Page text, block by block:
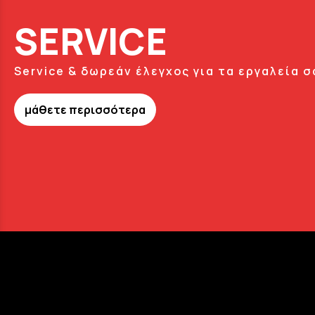
SERVICE
Service & δωρεάν έλεγχος για τα εργαλεία
μάθετε περισσότερα